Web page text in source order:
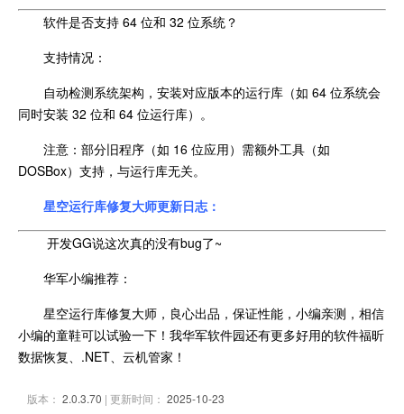
软件是否支持 64 位和 32 位系统？
支持情况：
自动检测系统架构，安装对应版本的运行库（如 64 位系统会
同时安装 32 位和 64 位运行库）。
注意：部分旧程序（如 16 位应用）需额外工具（如
DOSBox）支持，与运行库无关。
星空运行库修复大师更新日志：
开发GG说这次真的没有bug了~
华军小编推荐：
星空运行库修复大师，良心出品，保证性能，小编亲测，相信
小编的童鞋可以试验一下！我华军软件园还有更多好用的软件福昕
数据恢复、.NET、云机管家！
版本： 2.0.3.70 | 更新时间： 2025-10-23